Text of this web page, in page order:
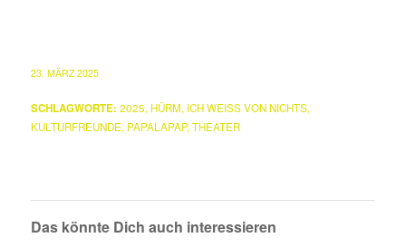
23. MÄRZ 2025
SCHLAGWORTE: 2025, HÜRM, ICH WEISS VON NICHTS ,
KULTURFREUNDE, PAPALAPAP,THEATER
Das könnte Dich auch interessieren